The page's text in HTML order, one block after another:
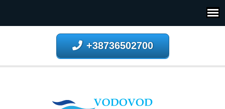
+38736502700